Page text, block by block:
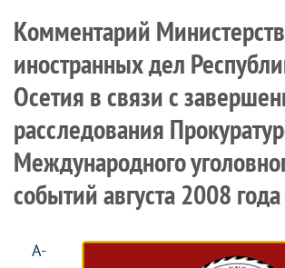
Комментарий
иностранных дел
Осетия в связи с
расследования
Международного
событий августа 2008 года
A-